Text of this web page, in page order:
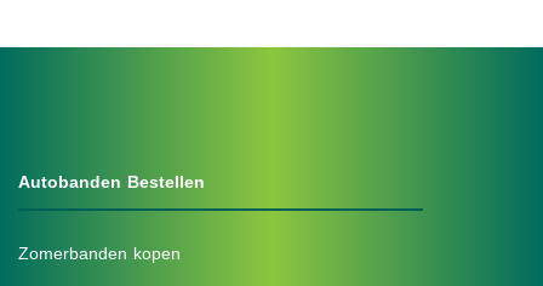
Autobanden Bestellen
Zomerbanden kopen